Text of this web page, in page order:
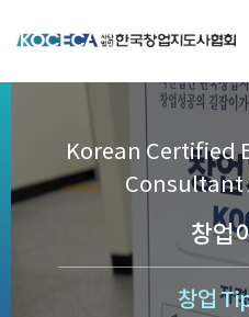
Korean Certified
Consultant
창업
창업